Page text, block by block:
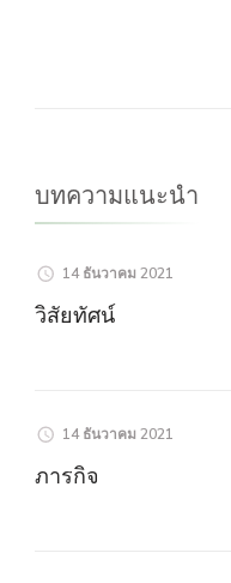
บทความแนะนำ
14 ธันวาคม 2021
วิสัยทัศน์
14 ธันวาคม 2021
ภารกิจ